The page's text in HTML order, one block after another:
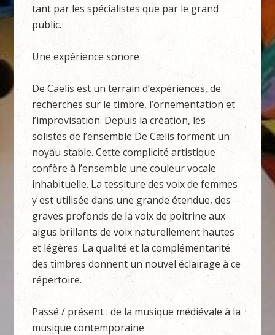
tant par les spécialistes que par le grand
public.
Une expérience sonore
De Caelis est un terrain d’expériences, de
recherches sur le timbre, l’ornementation et
l’improvisation. Depuis la création, les
solistes de l’ensemble De Cælis forment un
noyau stable. Cette complicité artistique
confère à l’ensemble une couleur vocale
inhabituelle. La tessiture des voix de femmes
y est utilisée dans une grande étendue, des
graves profonds de la voix de poitrine aux
aigus brillants de voix naturellement hautes
et légères. La qualité et la complémentarité
des timbres donnent un nouvel éclairage à ce
répertoire.
Passé / présent : de la musique médiévale à la
musique contemporaine